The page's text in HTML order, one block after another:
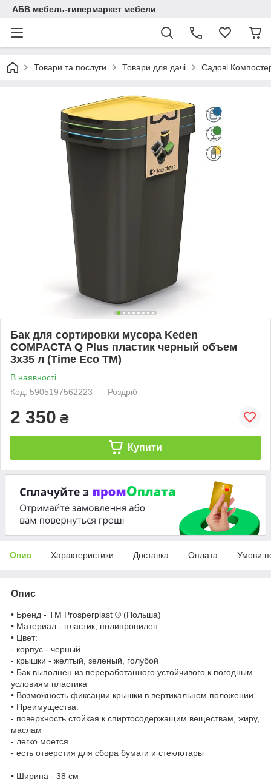
АБВ мебель-гипермаркет мебели
Товари та послуги Товари для дачі Садові
Бак для сортировки мусора Keden
COMPACTA Q Plus пластик черный объем
3x35 л (Time Eco TM)
В наявності
Код: 5905197562223
Роздріб
2 350 ₴
Купити
Опис Характеристики Доставка Оплата Умови
Опис
• Бренд - TM Prosperplast ® (Польша)
• Материал - пластик, полипропилен
• Цвет:
- корпус - черный
- крышки - желтый, зеленый, голубой
• Бак выполнен из переработанного устойчивого к погодным
условиям пластика
• Возможность фиксации крышки в вертикальном положении
• Преимущества:
- поверхность стойкая к спиртосодержащим веществам, жиру,
маслам
- легко моется
- есть отверстия для сбора бумаги и стеклотары
• Ширина - 38 см